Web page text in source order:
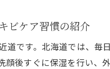
肌を綺
ビケア習慣の紹介
道です。北海道では、
顔後すぐに保湿を行い